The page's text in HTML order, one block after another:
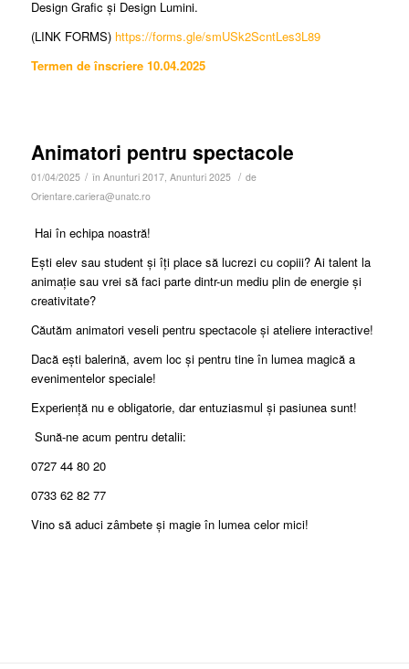
Design Grafic și Design Lumini.
(LINK FORMS) https://forms.gle/smUSk2ScntLes3L89
Termen de înscriere 10.04.2025
Animatori pentru spectacole
01/04/2025 / în Anunturi 2017, Anunturi 2025 / de
Orientare.cariera@unatc.ro
Hai în echipa noastră!
Ești elev sau student și îți place să lucrezi cu copiii? Ai talent la
animație sau vrei să faci parte dintr-un mediu plin de energie și
creativitate?
Căutăm animatori veseli pentru spectacole și ateliere interactive!
Dacă ești balerină, avem loc și pentru tine în lumea magică a
evenimentelor speciale!
Experiență nu e obligatorie, dar entuziasmul și pasiunea sunt!
Sună-ne acum pentru detalii:
0727 44 80 20
0733 62 82 77
Vino să aduci zâmbete și magie în lumea celor mici!